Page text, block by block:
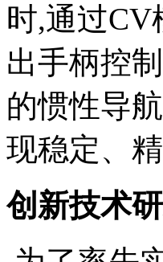
时,通过
出手柄控
的惯性导
现稳定、
创新技术